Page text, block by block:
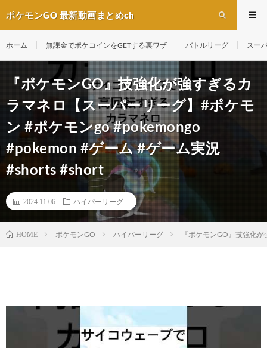
ポケモンGO 最新動画まとめch
ホーム 無課金でポケコインをGETする裏ワザ バトルリーグ スー
『ポケモンGO』技強化が強すぎるカ
ラマネロ【スーパーリーグ】#ポケモ
ン #ポケモンgo #pokemongo
#pokemon #ゲーム #ゲーム実況
#shorts #short
2024.11.06 ハイパーリーグ
HOME ポケモンGO ハイパーリーグ 『ポケモンGO』技強化